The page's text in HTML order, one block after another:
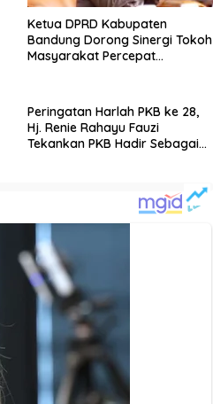
Ketua DPRD Kabupaten
Bandung Dorong Sinergi Tokoh
Masyarakat Percepat
Peringatan Harlah PKB ke 28,
Hj. Renie Rahayu Fauzi
Tekankan PKB Hadir Sebagai